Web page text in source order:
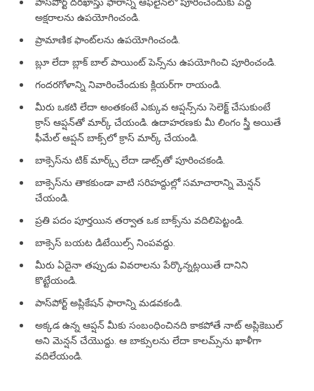
అక్షరాలను ఉపయోగించండి.
ప్రామాణిక ఫాంట్‌లను ఉపయోగించండి.
బ్లూ లేదా బ్లాక్ బాల్ పాయింట్ పెన్స్‌ను ఉపయోగించి పూరించండి.
గందరగోళాన్ని నివారించేందుకు క్లియర్‌గా రాయండి.
మీరు ఒకటి లేదా అంతకంటే ఎక్కువ ఆప్షన్స్‌ను సెలెక్ట్ చేసుకుంటే
క్రాస్ ఆప్షన్‌తో మార్క్ చేయండి. ఉదాహరణకు మీ లింగం స్త్రీ అయితే
ఫీమేల్ ఆప్షన్‌ బాక్స్‌లో క్రాస్ మార్క్ చేయండి.
బాక్సెస్‌ను టిక్ మార్క్స్ లేదా డాట్స్‌తో పూరించకండి.
బాక్సెస్‌ను తాకకుండా వాటి సరిహద్దుల్లో సమాచారాన్ని మెన్షన్
చేయండి.
ప్రతి పదం పూర్తయిన తర్వాత ఒక బాక్స్‌ను వదిలిపెట్టండి.
బాక్సెస్ బయట డిటేయిల్స్ నింపవద్దు.
మీరు ఏదైనా తప్పుడు వివరాలను పేర్కొన్నట్లయితే దానిని
కొట్టేయండి.
పాస్‌పోర్ట్ అప్లికేషన్ ఫారాన్ని మడవకండి.
అక్కడ ఉన్న ఆప్షన్ మీకు సంబంధించినది కాకపోతే నాట్ అప్లికెబుల్
అని మెన్షన్ చేయొద్దు. ఆ బాక్సులను లేదా కాలమ్స్‌ను ఖాళీగా
వదిలేయండి.